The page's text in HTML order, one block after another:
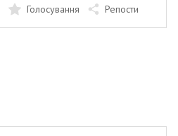
Голосування Репости